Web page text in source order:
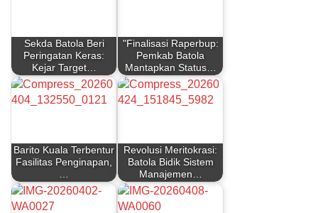
Sekda Batola Beri
Peringatan Keras:
Kejar Target…
"Finalisasi Raperbup:
Pemkab Batola
Mantapkan Status…
Barito Kuala Terbentur
Fasilitas Penginapan,
…
Revolusi Meritokrasi:
Batola Bidik Sistem
Manajemen…